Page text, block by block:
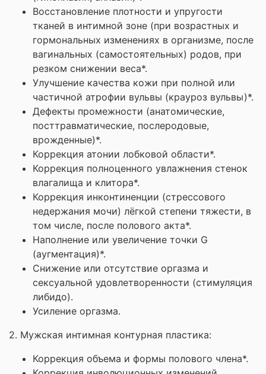
Восстановление плотности и упругости
тканей в интимной зоне (при возрастных и
гормональных изменениях в организме, после
вагинальных (самостоятельных) родов, при
резком снижении веса*.
Улучшение качества кожи при полной или
частичной атрофии вульвы (крауроз вульвы)*.
Дефекты промежности (анатомические,
посттравматические, послеродовые,
врожденные)*.
Коррекция атонии лобковой области*.
Коррекция полноценного увлажнения стенок
влагалища и клитора*.
Коррекция инконтиненции (стрессового
недержания мочи) лёгкой степени тяжести, в
том числе, после полового акта*.
Наполнение или увеличение точки G
(аугментация)*.
Снижение или отсутствие оргазма и
сексуальной удовлетворенности (стимуляция
либидо).
Усиление оргазма.
2. Мужская интимная контурная пластика:
Коррекция объема и формы полового члена*.